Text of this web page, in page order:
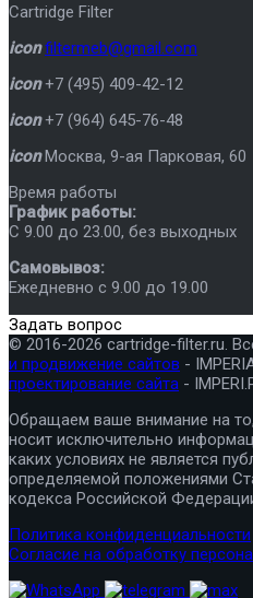
Cartridge Filter
icon filtermeb@gmail.com
icon +7 (495) 409-42-12
icon +7 (964) 645-76-48
icon Москва, 9-ая Парковая, 60
Время работы
График работы:
C 9.00 до 23.00, без выходных
Самовывоз:
Ежедневно с 9.00 до 19.00
Задать вопрос
© 2016-2026 cartridge-filter.ru.
и продвижение сайтов -
проектирование сайта -
Обращаем ваше внимание на
носит исключительно
каких условиях не является
определяемой положениями
кодекса Российской
Политика конфиденциальности
Согласие на обработку